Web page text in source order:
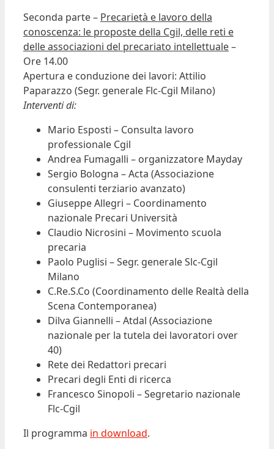
Seconda parte – Precarietà e lavoro della
conoscenza: le proposte della Cgil, delle reti e
delle associazioni del precariato intellettuale–
Ore 14.00
Apertura e conduzione dei lavori: Attilio
Paparazzo (Segr. generale Flc-Cgil Milano)
Interventi di:
Mario Esposti – Consulta lavoro
professionale Cgil
Andrea Fumagalli – organizzatore Mayday
Sergio Bologna – Acta (Associazione
consulenti terziario avanzato)
Giuseppe Allegri – Coordinamento
nazionale Precari Università
Claudio Nicrosini – Movimento scuola
precaria
Paolo Puglisi – Segr. generale Slc-Cgil
Milano
C.Re.S.Co (Coordinamento delle Realtà della
Scena Contemporanea)
Dilva Giannelli – Atdal (Associazione
nazionale per la tutela dei lavoratori over
40)
Rete dei Redattori precari
Precari degli Enti di ricerca
Francesco Sinopoli – Segretario nazionale
Flc-Cgil
Il programma in download.